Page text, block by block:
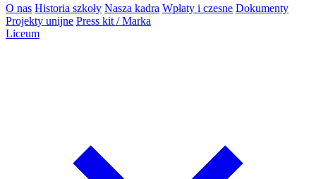
O nas Historia szkoły Nasza kadra Wpłaty i czesne Dokumenty
Projekty unijne Press kit / Marka
Liceum